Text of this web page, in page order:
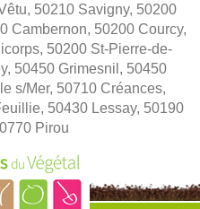
50210 Savigny, 50200
Cambernon, 50200 Courcy,
50200 St-Pierre-de-
50450 Grimesnil, 50450
s/Mer, 50710 Créances,
50430 Lessay, 50190
Pirou